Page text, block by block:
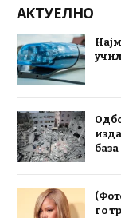
АКТУЕЛНО
база
го